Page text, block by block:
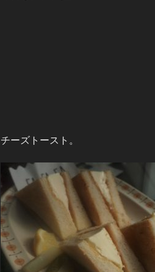
チーズトースト。